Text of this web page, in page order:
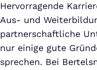
Hervorragende
Aus- und
partnerschaftliche
nur einige gute
sprechen. Bei